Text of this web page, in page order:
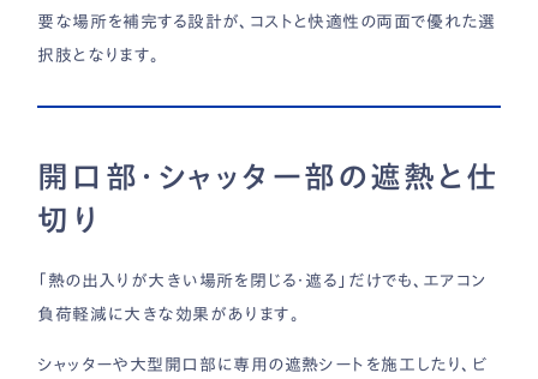
要な場所を補完する設計が、コストと快適性の両面で優れた選
択肢となります。
開口部・シャッター部の遮熱と仕
切り
「熱の出入りが大きい場所を閉じる・遮る」だけでも、エアコン
負荷軽減に大きな効果があります。
シャッターや大型開口部に専用の遮熱シートを施工したり、ビ